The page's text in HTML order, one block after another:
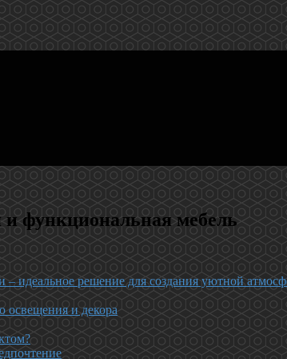
функциональная мебель
идеальное решение для создания уютной
и декора